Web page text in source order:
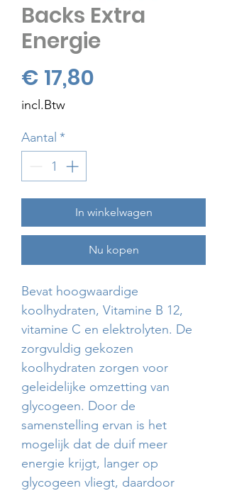
Backs Extra
Energie
€ 17,80
incl.Btw
Aantal *
In winkelwagen
Nu kopen
Bevat hoogwaardige
koolhydraten, Vitamine B 12,
vitamine C en elektrolyten. De
zorgvuldig gekozen
koolhydraten zorgen voor
geleidelijke omzetting van
glycogeen. Door de
samenstelling ervan is het
mogelijk dat de duif meer
energie krijgt, langer op
glycogeen vliegt, daardoor